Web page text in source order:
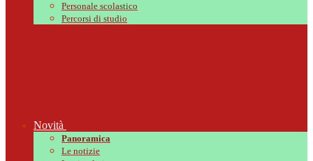
Personale scolastico
Percorsi di studio
Novità
Panoramica
Le notizie